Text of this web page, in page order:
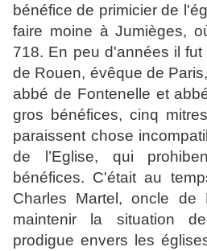
bénéfice de primicier de
faire moine à Jumièges,
718. En peu d'années il
de Rouen, évêque de
abbé de Fontenelle et
gros bénéfices, cinq
paraissent chose
de l’Eglise, qui
bénéfices. C'était au
Charles Martel, oncle de
maintenir la situation
prodigue envers les